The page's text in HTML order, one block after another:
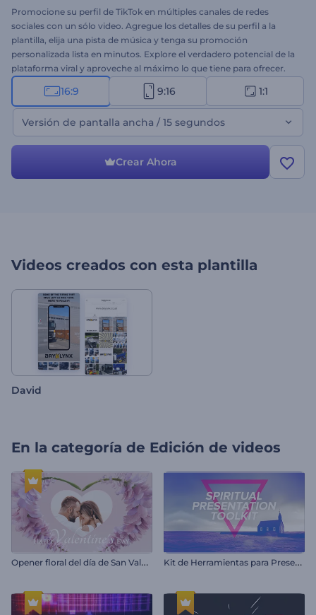
Promocione su perfil de TikTok en múltiples canales de redes
sociales con un sólo video. Agregue los detalles de su perfil a la
plantilla, elija una pista de música y tenga su promoción
personalizada lista en minutos. Explore el verdadero potencial de la
plataforma viral y aproveche al máximo lo que tiene para ofrecer.
¡Pruebe la Promoción de Perfil de TikTok ya!
16:9 9:16 1:1
Versión de pantalla ancha / 15 segundos
Crear Ahora
Videos creados con esta plantilla
David
En la categoría de Edición de videos
O
pener floral del día de San Valentín K
it de Herramientas para Presentación Espiritual